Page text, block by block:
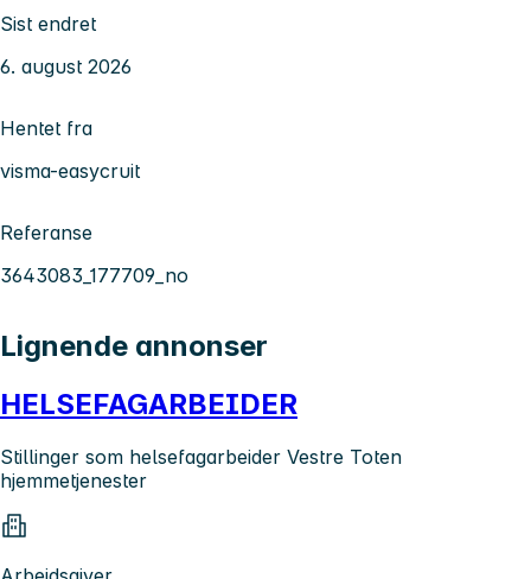
Sist endret
6. august 2026
Hentet fra
visma-easycruit
Referanse
3643083_177709_no
Lignende annonser
HELSEFAGARBEIDER
Stillinger som helsefagarbeider Vestre Toten
hjemmetjenester